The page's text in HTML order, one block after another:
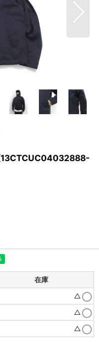
13CTCUC04032888-
在庫
△
△
△